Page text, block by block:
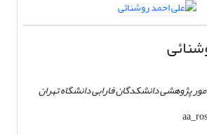
پژوهشی دانشکدگان فارابی دانشگاه تهران